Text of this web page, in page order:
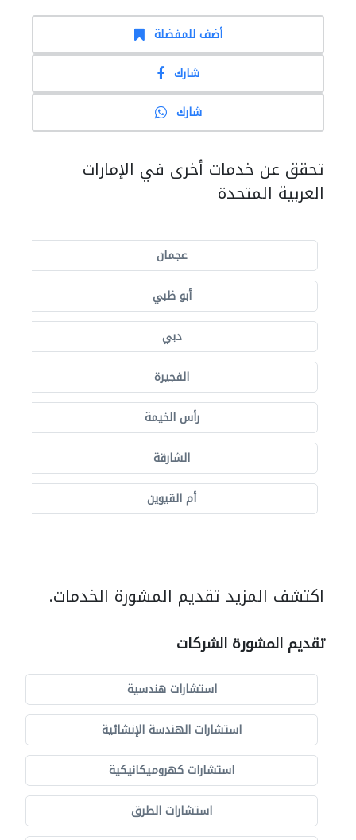
أضف للمفضلة
شارك
شارك
تحقق عن خدمات أخرى في الإمارات
العربية المتحدة
عجمان
أبو ظبي
دبي
الفجيرة
رأس الخيمة
الشارقة
أم القيوين
اكتشف المزيد تقديم المشورة الخدمات.
تقديم المشورة الشركات
استشارات هندسية
استشارات الهندسة الإنشائية
استشارات كهروميكانيكية
استشارات الطرق